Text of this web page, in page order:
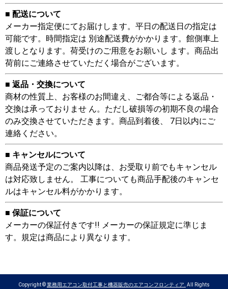
■ 配送について
メーカー指定便にてお届けします。平日の配送日の指定は
可能です。時間指定は 別途配送費がかかります。館側車上
渡しとなります。荷受けのご用意をお願いし ます。商品出
荷前にご連絡させていただく場合がございます。
■ 返品・交換について
商材の性質上、お客様のお間違え、ご都合等による返品・
交換は承っておりませ ん。ただし破損等の初期不良の場合
のみ交換させていただきます。商品到着後、 7日以内にご
連絡ください。
■ キャンセルについて
商品発送予定のご案内以降は、お受取り前でもキャンセル
は対応致しません。 工事についても商品手配後のキャンセ
ルはキャンセル料がかかります。
■ 保証について
メーカーの保証付きです!! メーカーの保証規定に準じま
す。規定は商品により異なります。
Copyright ©業務用エアコン取付工事と機器販売のエアコンフロンティア. All Rights